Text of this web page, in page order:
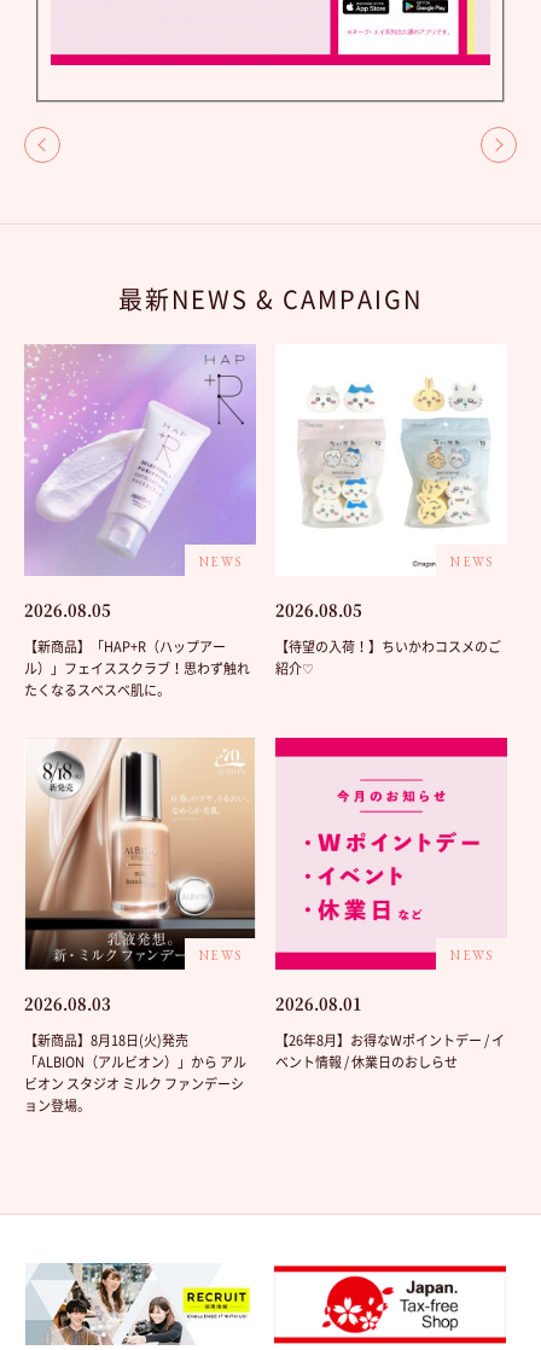
最新NEWS & CAMPAIGN
NEWS
2026.08.05
【新商品】「HAP+R（ハップアー
ル）」フェイススクラブ！思わず触れ
たくなるスベスベ肌に。
NEWS
2026.08.05
【待望の入荷！】ちいかわコスメのご
紹介♡
NEWS
2026.08.03
【新商品】8月18日(火)発売
「ALBION（アルビオン）」から アル
ビオン スタジオ ミルク ファンデーシ
ョン登場。
NEWS
2026.08.01
【26年8月】お得なWポイントデー / イ
ベント情報 / 休業日のおしらせ